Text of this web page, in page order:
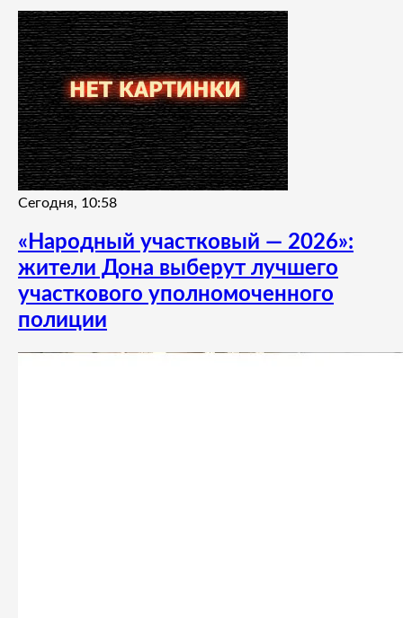
Сегодня, 10:58
«Народный участковый — 2026»:
жители Дона выберут лучшего
участкового уполномоченного
полиции